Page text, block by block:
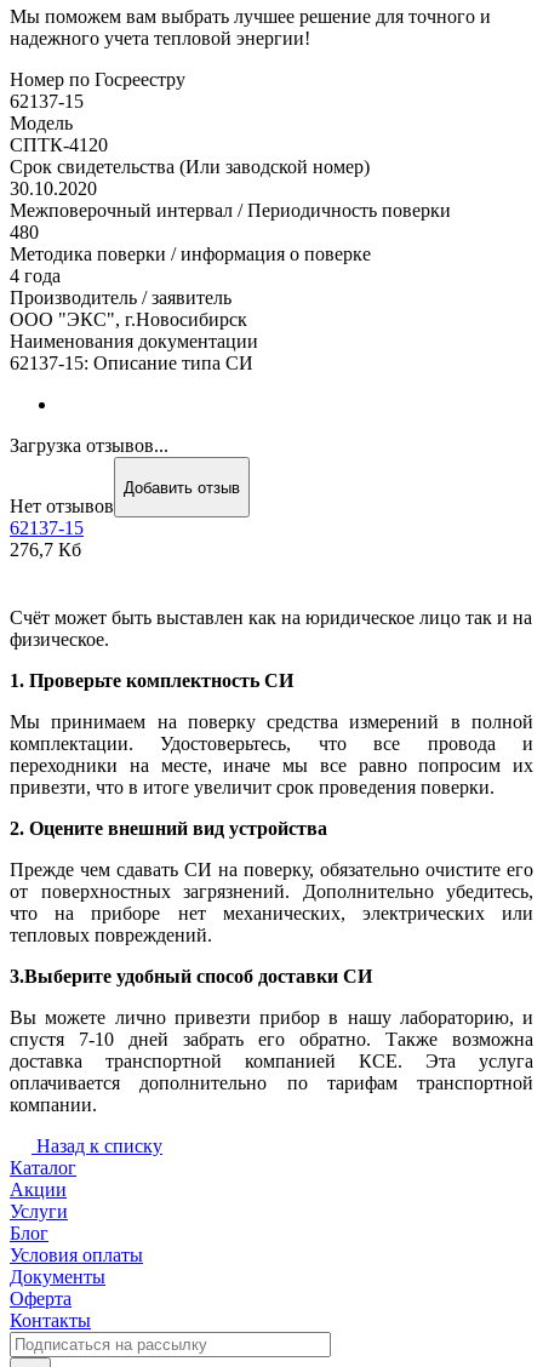
Мы поможем вам выбрать лучшее решение для точного и
надежного учета тепловой энергии!
Номер по Госреестру
62137-15
Модель
СПТК-4120
Срок свидетельства (Или заводской номер)
30.10.2020
Межповерочный интервал / Периодичность поверки
480
Методика поверки / информация о поверке
4 года
Производитель / заявитель
ООО "ЭКС", г.Новосибирск
Наименования документации
62137-15: Описание типа СИ
Загрузка отзывов...
Нет отзывов
Добавить отзыв
62137-15
276,7 Кб
Счёт может быть выставлен как на юридическое лицо так и на
физическое.
1. Проверьте комплектность СИ
Мы принимаем на поверку средства измерений в полной
комплектации. Удостоверьтесь, что все провода и
переходники на месте, иначе мы все равно попросим их
привезти, что в итоге увеличит срок проведения поверки.
2. Оцените внешний вид устройства
Прежде чем сдавать СИ на поверку, обязательно очистите его
от поверхностных загрязнений. Дополнительно убедитесь,
что на приборе нет механических, электрических или
тепловых повреждений.
3.Выберите удобный способ доставки СИ
Вы можете лично привезти прибор в нашу лабораторию, и
спустя 7-10 дней забрать его обратно. Также возможна
доставка транспортной компанией КСЕ. Эта услуга
оплачивается дополнительно по тарифам транспортной
компании.
Назад к списку
Каталог
Акции
Услуги
Блог
Условия оплаты
Документы
Оферта
Контакты